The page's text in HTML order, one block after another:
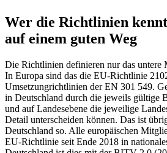
Wer die Richtlinien
auf einem guten Weg
Die Richtlinien definieren nur das untere
In Europa sind das die EU-Richtlinie
Umsetzungrichtlinien der EN 301 549.
in Deutschland durch die jeweils gültige
und auf Landesebene die jeweilige
Detail unterscheiden können. Das ist
Deutschland so. Alle europäischen
EU-Richtlinie seit Ende 2018 in